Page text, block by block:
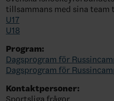
tillsammans med sina team
U17
U18
Program:
Dagsprogram för
Dagsprogram för
Kontaktpersoner: